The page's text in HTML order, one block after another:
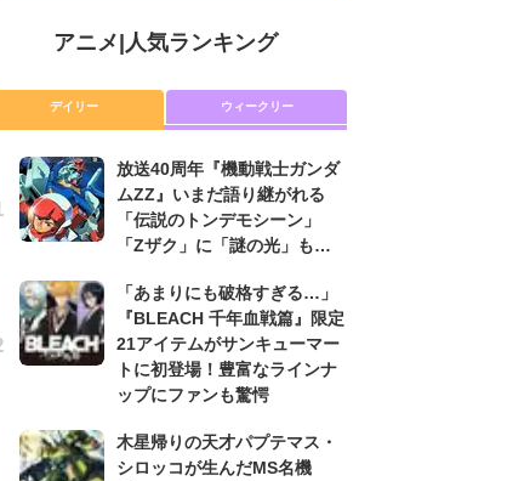
アニメ| 人気ランキング
デイリー ウィークリー
放送40周年『機動戦士ガンダ
ムZZ』いまだ語り継がれる
「伝説のトンデモシーン」
「Zザク」に「謎の光」も…
「あまりにも破格すぎる…」
『BLEACH 千年血戦篇』限定
21アイテムがサンキューマー
トに初登場！豊富なラインナ
ップにファンも驚愕
木星帰りの天才パプテマス・
シロッコが生んだMS名機